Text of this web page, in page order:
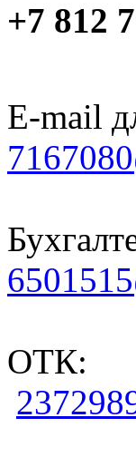
+7 812
E-mail
ОТК: